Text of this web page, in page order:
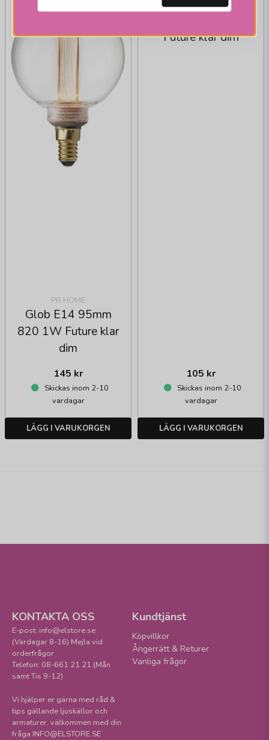
PR HOME
Glob E14 95mm
820 1W Future klar
dim
145 kr
Skickas inom 2-10
vardagar
LÄGG I VARUKORGEN
PR HOME
Future klar dim
105 kr
Skickas inom 2-10
vardagar
LÄGG I VARUKORGEN
KONTAKTA OSS
E-post: info@elstore.se
(Vardagar 8-16) Mejla vid
orderfrågor
Telefon: 08-661 21 21 (Mån
samt Tis 9-12)
Vi hjälper er gärna med råd &
tips gällande ljuskällor och
armaturer, välkommen med din
fråga INFO@ELSTORE.SE
Kundtjänst
Köpvillkor
Ångerrätt & Returer
Vanliga frågor